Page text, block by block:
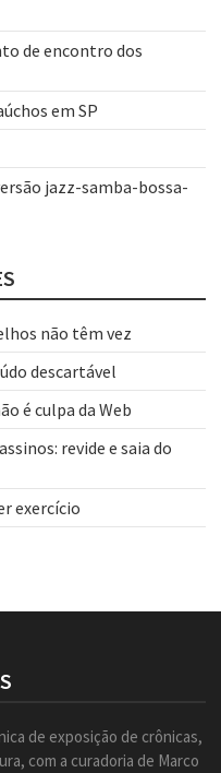
de encontro dos
em SP
jazz-samba-bossa-
não têm vez
descartável
é culpa da Web
revide e saia do
exercício
de exposição de crônicas,
com a curadoria de Marco